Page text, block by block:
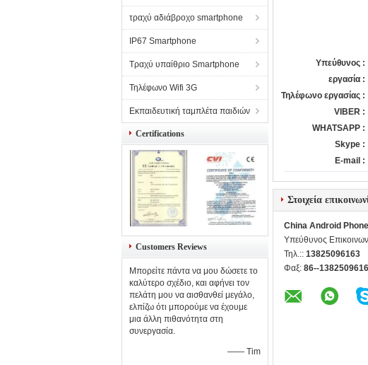
τραχύ αδιάβροχο smartphone
IP67 Smartphone
Τραχύ υπαίθριο Smartphone
Τηλέφωνο Wifi 3G
Εκπαιδευτική ταμπλέτα παιδιών
Certifications
Customers Reviews
Μπορείτε πάντα να μου δώσετε το
καλύτερο σχέδιο, και αφήνει τον
πελάτη μου να αισθανθεί μεγάλο,
ελπίζω ότι μπορούμε να έχουμε
μια άλλη πιθανότητα στη
συνεργασία.
—— Tim
Υπεύθυνος :
εργασία :
Τηλέφωνο εργασίας :
VIBER :
WHATSAPP :
Skype :
E-mail :
Στοιχεία
China Android
Υπεύθυνος
Τηλ.:: 13825096163
Φαξ: 86--